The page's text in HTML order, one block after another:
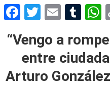
Facebook
Twitter
Email
“Vengo a
entre
Arturo